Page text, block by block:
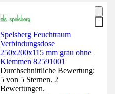
Spelsberg Feuchtraum
Verbindungsdose
250x200x115 mm grau ohne
Klemmen 82591001
Durchschnittliche Bewertung:
5 von 5 Sternen. 2
Bewertungen.